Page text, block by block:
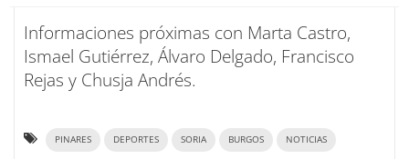
Informaciones próximas con Marta Castro,
Ismael Gutiérrez, Álvaro Delgado, Francisco
Rejas y Chusja Andrés.
PINARES DEPORTES SORIA BURGOS NOTICIAS